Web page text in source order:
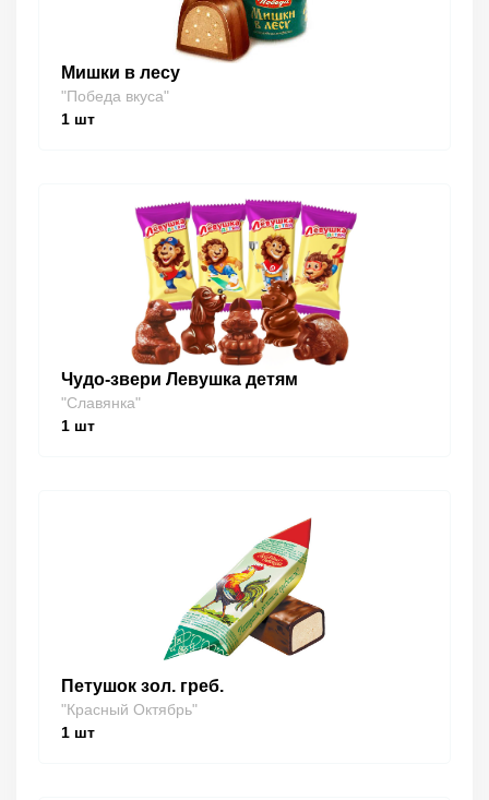
Мишки в лесу
"Победа вкуса"
1 шт
Чудо-звери Левушка детям
"Славянка"
1 шт
Петушок зол. греб.
"Красный Октябрь"
1 шт